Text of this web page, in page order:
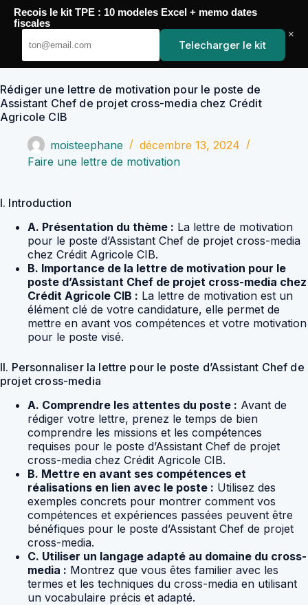
Passer
contenu
YoupiJobs
Rédiger une lettre de motivation pour le poste de
Assistant Chef de projet cross-media chez Crédit
Agricole CIB
moisteephane
décembre 13, 2024
Faire une lettre de motivation
I. Introduction
A. Présentation du thème : La lettre de motivation
pour le poste d’Assistant Chef de projet cross-media
chez Crédit Agricole CIB.
B. Importance de la lettre de motivation pour le
poste d’Assistant Chef de projet cross-media chez
Crédit Agricole CIB : La lettre de motivation est un
élément clé de votre candidature, elle permet de
mettre en avant vos compétences et votre motivation
pour le poste visé.
II. Personnaliser la lettre pour le poste d’Assistant Chef de
projet cross-media
A. Comprendre les attentes du poste : Avant de
rédiger votre lettre, prenez le temps de bien
comprendre les missions et les compétences
requises pour le poste d’Assistant Chef de projet
cross-media chez Crédit Agricole CIB.
B. Mettre en avant ses compétences et
réalisations en lien avec le poste : Utilisez des
exemples concrets pour montrer comment vos
compétences et expériences passées peuvent être
bénéfiques pour le poste d’Assistant Chef de projet
cross-media.
C. Utiliser un langage adapté au domaine du cross-
media : Montrez que vous êtes familier avec les
termes et les techniques du cross-media en utilisant
un vocabulaire précis et adapté.
Recois le kit TPE : 10 modeles Excel + memo dates
fiscales
Telecharger le kit
×